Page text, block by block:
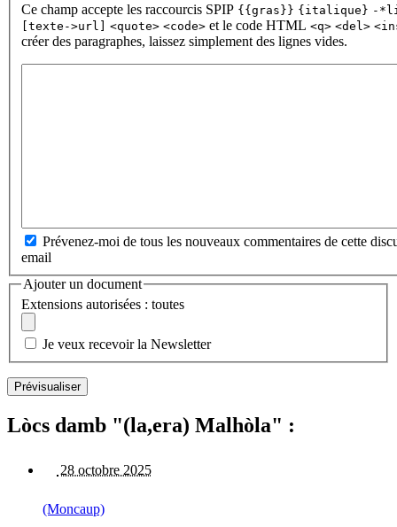
Ce champ accepte les raccourcis SPIP {{gras}} {italique} -
[texte->url] <quote> <code> et le code HTML <q> <del>
créer des paragraphes, laissez simplement des lignes vides.
Prévenez-moi de tous les nouveaux commentaires de cette
email
Ajouter un document
Extensions autorisées : toutes
Je veux recevoir la Newsletter
Lòcs damb "(la,era) Malhòla" :
28 octobre 2025
(Moncaup)